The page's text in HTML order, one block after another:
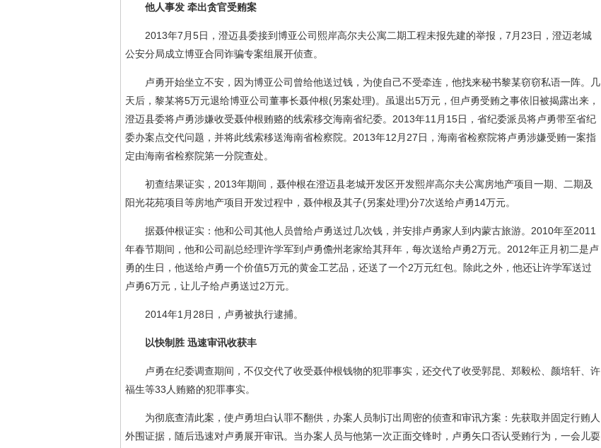
他人事发 牵出贪官受贿案
2013年7月5日，澄迈县委接到博亚公司熙岸高尔夫公寓二期工程未报先建的举报，7月23日，澄迈老城
公安分局成立博亚合同诈骗专案组展开侦查。
卢勇开始坐立不安，因为博亚公司曾给他送过钱，为使自己不受牵连，他找来秘书黎某窃窃私语一阵。几
天后，黎某将5万元退给博亚公司董事长聂仲根(另案处理)。虽退出5万元，但卢勇受贿之事依旧被揭露出来，
澄迈县委将卢勇涉嫌收受聂仲根贿赂的线索移交海南省纪委。2013年11月15日，省纪委派员将卢勇带至省纪
委办案点交代问题，并将此线索移送海南省检察院。2013年12月27日，海南省检察院将卢勇涉嫌受贿一案指
定由海南省检察院第一分院查处。
初查结果证实，2013年期间，聂仲根在澄迈县老城开发区开发熙岸高尔夫公寓房地产项目一期、二期及
阳光花苑项目等房地产项目开发过程中，聂仲根及其子(另案处理)分7次送给卢勇14万元。
据聂仲根证实：他和公司其他人员曾给卢勇送过几次钱，并安排卢勇家人到内蒙古旅游。2010年至2011
年春节期间，他和公司副总经理许学军到卢勇儋州老家给其拜年，每次送给卢勇2万元。2012年正月初二是卢
勇的生日，他送给卢勇一个价值5万元的黄金工艺品，还送了一个2万元红包。除此之外，他还让许学军送过
卢勇6万元，让儿子给卢勇送过2万元。
2014年1月28日，卢勇被执行逮捕。
以快制胜 迅速审讯收获丰
卢勇在纪委调查期间，不仅交代了收受聂仲根钱物的犯罪事实，还交代了收受郭昆、郑毅松、颜培轩、许
福生等33人贿赂的犯罪事实。
为彻底查清此案，使卢勇坦白认罪不翻供，办案人员制订出周密的侦查和审讯方案：先获取并固定行贿人
外围证据，随后迅速对卢勇展开审讯。当办案人员与他第一次正面交锋时，卢勇矢口否认受贿行为，一会儿耍